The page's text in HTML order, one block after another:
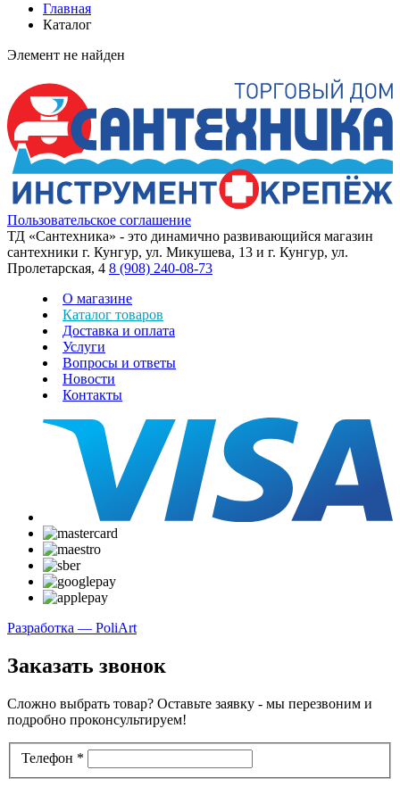
Главная
Каталог
Элемент не найден
Пользовательское соглашение
ТД «Сантехника» - это динамично развивающийся магазин
сантехники г. Кунгур, ул. Микушева, 13 и г. Кунгур, ул.
Пролетарская, 4 8 (908) 240-08-73
О магазине
Каталог товаров
Доставка и оплата
Услуги
Вопросы и ответы
Новости
Контакты
Разработка — PoliArt
Заказать звонок
Сложно выбрать товар? Оставьте заявку - мы перезвоним и
подробно проконсультируем!
Телефон *